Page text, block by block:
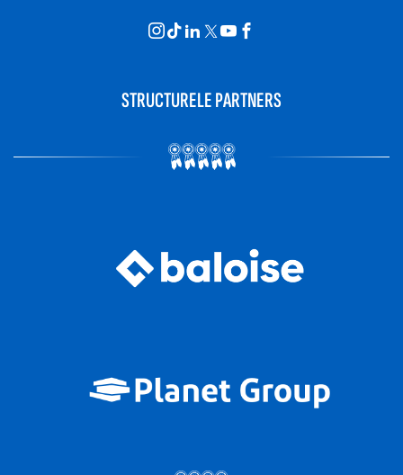
STRUCTURELE PARTNERS